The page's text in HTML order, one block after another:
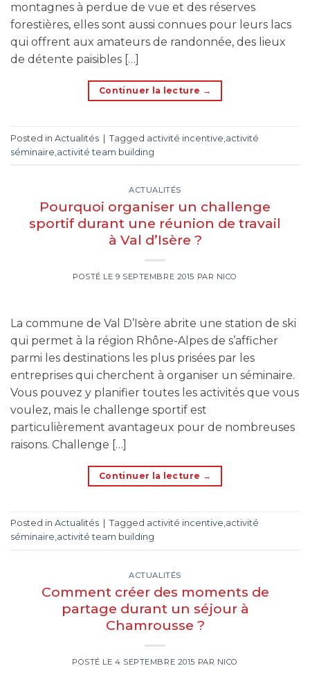
montagnes à perdue de vue et des réserves
forestières, elles sont aussi connues pour leurs lacs
qui offrent aux amateurs de randonnée, des lieux
de détente paisibles […]
Continuer la lecture →
Posted in Actualités | Tagged activité incentive activité
séminaire activité team building
ACTUALITÉS
Pourquoi organiser un challenge
sportif durant une réunion de travail
à Val d’Isère ?
POSTÉ LE 9 SEPTEMBRE 2015 PAR NICO
La commune de Val D’Isère abrite une station de ski
qui permet à la région Rhône-Alpes de s’afficher
parmi les destinations les plus prisées par les
entreprises qui cherchent à organiser un séminaire.
Vous pouvez y planifier toutes les activités que vous
voulez, mais le challenge sportif est
particulièrement avantageux pour de nombreuses
raisons. Challenge […]
Continuer la lecture →
Posted in Actualités Tagged activité incentive,activité
séminaire,activité team building
ACTUALITÉS
Comment créer des moments de
partage durant un séjour à
Chamrousse ?
POSTÉ LE 4 SEPTEMBRE 2015 PAR NICO